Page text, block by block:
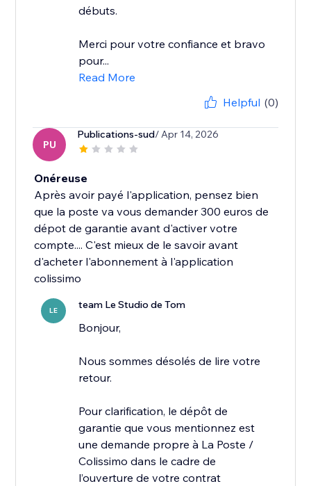
débuts.
Merci pour votre confiance et bravo
pour...
Read More
Helpful (0)
PU
Publications-sud/ Apr 14, 2026
Onéreuse
Après avoir payé l'application, pensez bien
que la poste va vous demander 300 euros de
dépot de garantie avant d'activer votre
compte.... C'est mieux de le savoir avant
d'acheter l'abonnement à l'application
colissimo
LE team Le Studio de Tom
Bonjour,
Nous sommes désolés de lire votre
retour.
Pour clarification, le dépôt de
garantie que vous mentionnez est
une demande propre à La Poste /
Colissimo dans le cadre de
l’ouverture de votre contrat